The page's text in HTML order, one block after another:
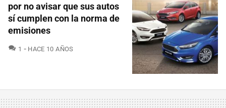
por no avisar que sus autos
sí cumplen con la norma de
emisiones
1 COMENTARIOS
HACE 10 AÑOS